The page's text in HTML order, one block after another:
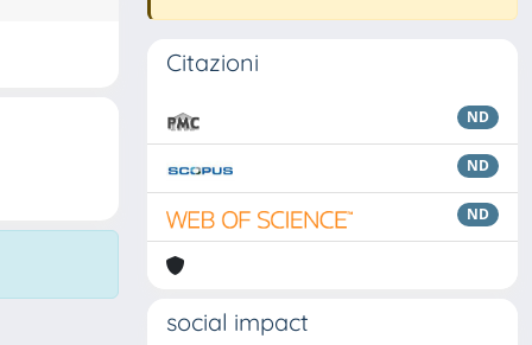
Citazioni
ND
ND
ND
social impact